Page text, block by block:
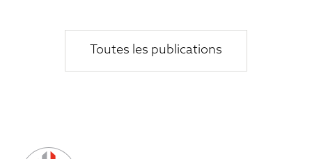
Toutes les publications